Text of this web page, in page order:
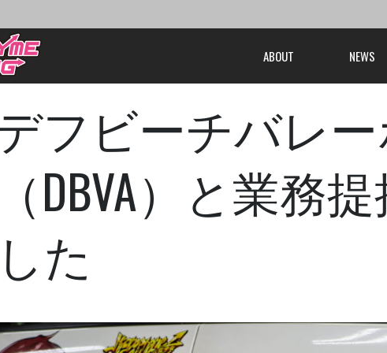
ABOUT NEWS
フビーチバレ
DBVA）と業務
た